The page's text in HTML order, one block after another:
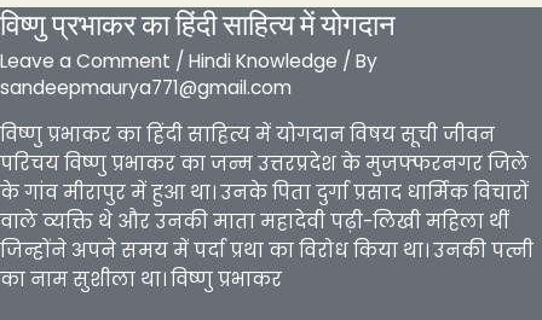
कविता
विष्णु प्रभाकर का हिंदी साहित्य में योगदान
Leave a Comment / Hindi Knowledge / By
sandeepmaurya771@gmail.com
विष्णु प्रभाकर का हिंदी साहित्य में योगदान विषय सूची जीवन
परिचय विष्णु प्रभाकर का जन्म उत्तरप्रदेश के मुजफ्फरनगर जिले
के गांव मीरापुर में हुआ था। उनके पिता दुर्गा प्रसाद धार्मिक विचारों
वाले व्यक्ति थे और उनकी माता महादेवी पढ़ी-लिखी महिला थीं
जिन्होंने अपने समय में पर्दा प्रथा का विरोध किया था। उनकी पत्नी
का नाम सुशीला था। विष्णु प्रभाकर